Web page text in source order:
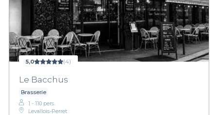
5,0 (4)
Le Bacchus
Brasserie
1 - 110 pers.
Levallois-Perret